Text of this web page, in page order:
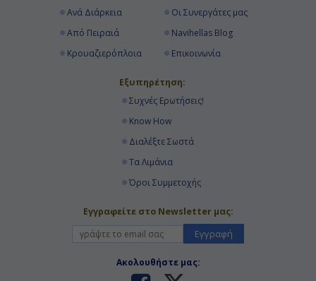
Ανά Διάρκεια
Από Πειραιά
Κρουαζιερόπλοια
Οι Συνεργάτες μας
Navihellas Blog
Επικοινωνία
Εξυπηρέτηση:
Συχνές Ερωτήσεις!
Know How
Διαλέξτε Σωστά
Τα Λιμάνια
Όροι Συμμετοχής
Εγγραφείτε στο Newsletter μας:
Εγγραφή
Ακολουθήστε μας: